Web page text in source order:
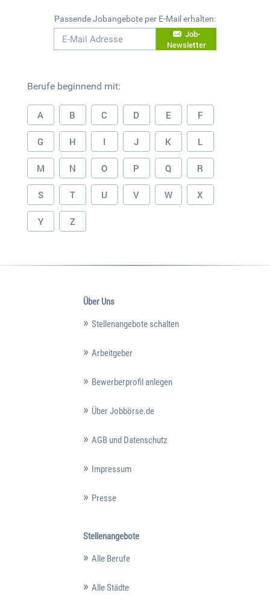
Passende Jobangebote per E-Mail erhalten:
Job-
Newsletter
Berufe beginnend mit:
A B C D E F
G H I J K L
M N O P Q R
S T U V W X
Y Z
Über Uns
Stellenangebote schalten
Arbeitgeber
Bewerberprofil anlegen
Über Jobbörse.de
AGB und Datenschutz
Impressum
Presse
Stellenangebote
Alle Berufe
Alle Städte